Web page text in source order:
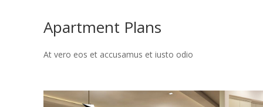
Apartment Plans
At vero eos et accusamus et iusto odio